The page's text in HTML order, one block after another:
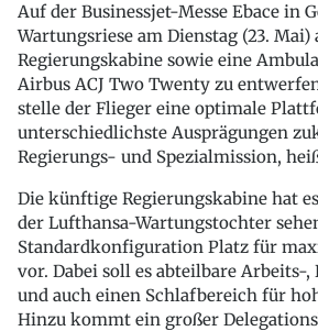
Auf der Businessjet-Messe Ebace in
Wartungsriese am Dienstag (23. Mai)
Regierungskabine sowie eine
Airbus ACJ Two Twenty zu
stelle der Flieger eine optimale
unterschiedlichste Ausprägungen
Regierungs- und Spezialmission,
Die künftige Regierungskabine hat
der Lufthansa-Wartungstochter
Standardkonfiguration Platz für
vor. Dabei soll es abteilbare Arbeits-
und auch einen Schlafbereich für
Hinzu kommt ein großer